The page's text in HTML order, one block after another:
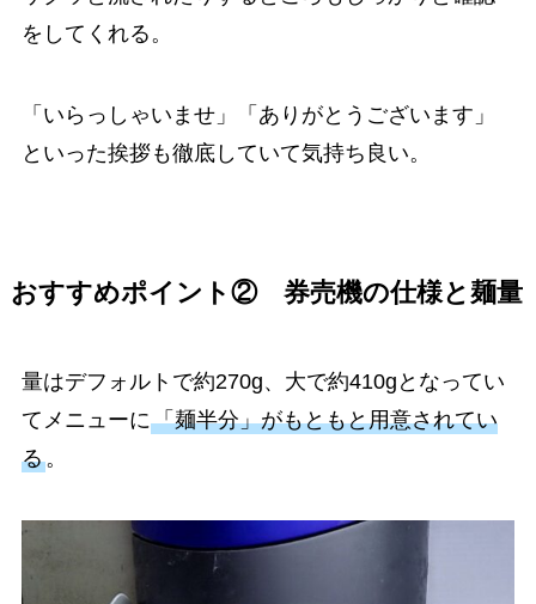
をしてくれる。
「いらっしゃいませ」「ありがとうございます」
といった挨拶も徹底していて気持ち良い。
おすすめポイント② 券売機の仕様と麺量
量はデフォルトで約270g、大で約410gとなってい
てメニューに「麺半分」がもともと用意されてい
る。